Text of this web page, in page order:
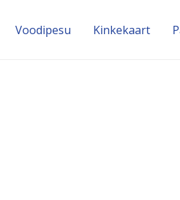
Voodipesu Kinke­kaart